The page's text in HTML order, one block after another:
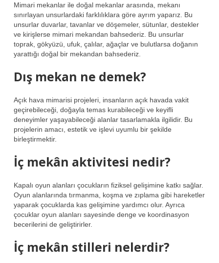
Mimari mekanlar ile doğal mekanlar arasında, mekanı
sınırlayan unsurlardaki farklılıklara göre ayrım yaparız. Bu
unsurlar duvarlar, tavanlar ve döşemeler, sütunlar, destekler
ve kirişlerse mimari mekandan bahsederiz. Bu unsurlar
toprak, gökyüzü, ufuk, çalılar, ağaçlar ve bulutlarsa doğanın
yarattığı doğal bir mekandan bahsederiz.
Dış mekan ne demek?
Açık hava mimarisi projeleri, insanların açık havada vakit
geçirebileceği, doğayla temas kurabileceği ve keyifli
deneyimler yaşayabileceği alanlar tasarlamakla ilgilidir. Bu
projelerin amacı, estetik ve işlevi uyumlu bir şekilde
birleştirmektir.
İç mekân aktivitesi nedir?
Kapalı oyun alanları çocukların fiziksel gelişimine katkı sağlar.
Oyun alanlarında tırmanma, koşma ve zıplama gibi hareketler
yaparak çocuklarda kas gelişimine yardımcı olur. Ayrıca
çocuklar oyun alanları sayesinde denge ve koordinasyon
becerilerini de geliştirirler.
İç mekân stilleri nelerdir?